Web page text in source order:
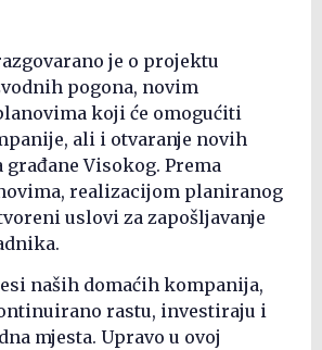
je o projektu
pogona, novim
koji će omogućiti
ali i otvaranje novih
Visokog. Prema
realizacijom planiranog
uslovi za zapošljavanje
naših domaćih kompanija,
rastu, investiraju i
mjesta. Upravo u ovoj